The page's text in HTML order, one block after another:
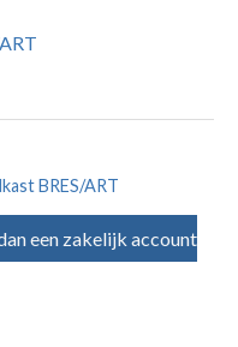
BRES/ART
een zakelijk account